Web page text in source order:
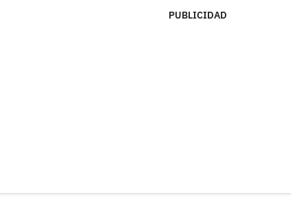
PUBLICIDAD